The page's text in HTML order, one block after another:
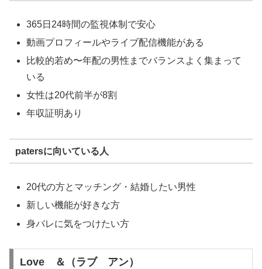
365日24時間の監視体制で安心
動画プロフィールやライブ配信機能がある
比較的若め〜年配の男性までバランスよく集まって
いる
女性は20代前半が8割
年収証明あり
patersに向いている人
20代の方とマッチング・結婚したい男性
新しい機能が好きな方
身バレに気をつけたい方
Love ＆（ラブ アン）